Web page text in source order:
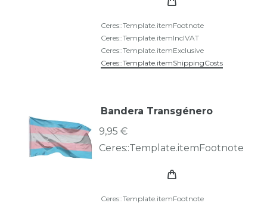
Ceres::Template.itemFootnote
Ceres::Template.itemInclVAT
Ceres::Template.itemExclusive
Ceres::Template.itemShippingCosts
Bandera Transgénero
9,95 €
Ceres::Template.itemFootnote
Ceres::Template.itemFootnote